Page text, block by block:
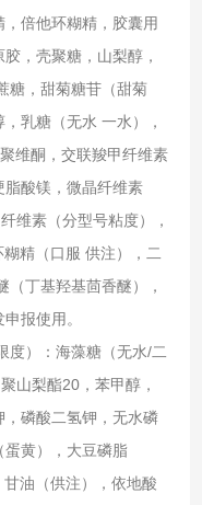
倍他环糊精，胶囊用
，壳聚糖，山梨醇，
糖，甜菊糖苷（甜菊
乳糖（无水 一水），
维酮，交联羧甲纤维素
酸镁，微晶纤维素
维素（分型号粘度），
精（口服 供注），二
丁基羟基茴香醚），
报使用。
度）：海藻糖（无水/二
山梨酯20，苯甲醇，
磷酸二氢钾，无水磷
黄），大豆磷脂
油（供注），依地酸